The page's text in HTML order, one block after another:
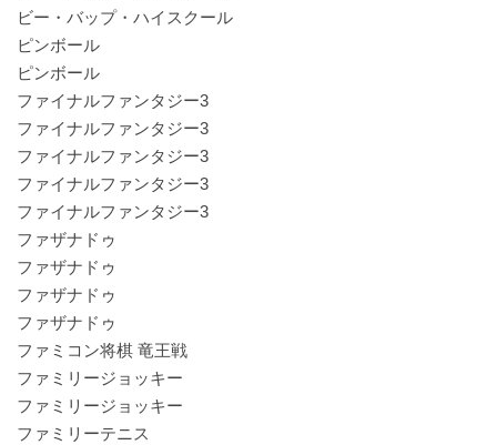
ビー・バップ・ハイスクール
ピンボール
ピンボール
ファイナルファンタジー3
ファイナルファンタジー3
ファイナルファンタジー3
ファイナルファンタジー3
ファイナルファンタジー3
ファザナドゥ
ファザナドゥ
ファザナドゥ
ファザナドゥ
ファミコン将棋 竜王戦
ファミリージョッキー
ファミリージョッキー
ファミリーテニス